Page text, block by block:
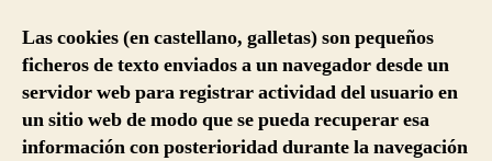
Las cookies (en castellano, galletas) son pequeños
ficheros de texto enviados a un navegador desde un
servidor web para registrar actividad del usuario en
un sitio web de modo que se pueda recuperar esa
información con posterioridad durante la navegación